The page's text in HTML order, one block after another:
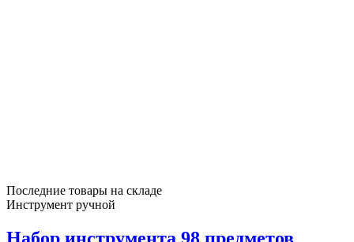
Последние товары на складе
Инструмент ручной
Набор инструмента 98 предметов